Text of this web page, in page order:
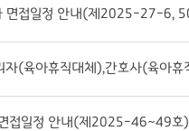
접일정 안내(제2025-46~49호)